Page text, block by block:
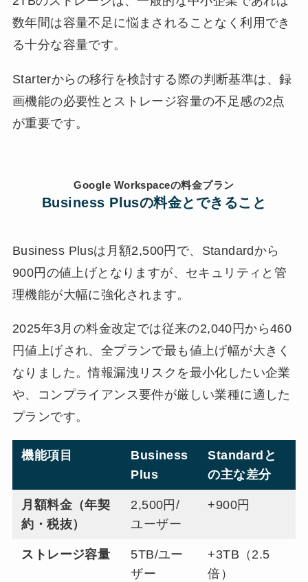
数年間は容量不足に悩まされることなく利用でき
る十分な容量です。
Starterからの移行を検討する際の判断基準は、録
画機能の必要性とストレージ容量の不足感の2点
が重要です。
Google Workspaceの料金プラン
Business Plusの料金とできること
Business Plusは月額2,500円で、Standardから
900円の値上げとなりますが、セキュリティと管
理機能が大幅に強化されます。
2025年3月の料金改定では従来の2,040円から460
円値上げされ、全プランで最も値上げ幅が大きく
なりました。情報漏洩リスクを最小化したい企業
や、コンプライアンス要件が厳しい業種に適した
プランです。
機能項目
Business
Plus
Standardと
の主な差分
月額料金（年契
約・税抜）
2,500円/
ユーザー
+900円
ストレージ容量
5TB/ユー
ザー
+3TB（2.5
倍）